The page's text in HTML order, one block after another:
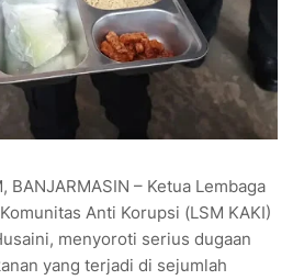
BANJARMASIN – Ketua Lembaga
Anti Korupsi (LSM KAKI)
menyoroti serius dugaan
yang terjadi di sejumlah